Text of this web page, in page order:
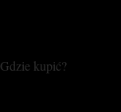
Gdzie kupić?